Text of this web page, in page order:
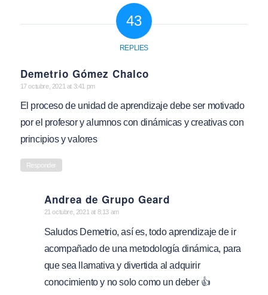
43
REPLIES
Demetrio Gómez Chalco
says:
17 octubre, 2021 at 3:41 pm
El proceso de unidad de aprendizaje debe ser motivado
por el profesor y alumnos con dinámicas y creativas con
principios y valores
Responder
Andrea de Grupo Geard
says:
21 octubre, 2021 at 8:13 am
Saludos Demetrio, así es, todo aprendizaje de ir
acompañado de una metodología dinámica, para
que sea llamativa y divertida al adquirir
conocimiento y no solo como un deber 👍